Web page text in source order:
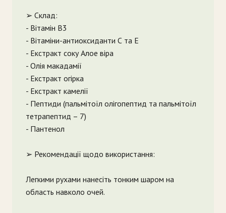
➢ Склад:
- Вітамін В3
- Вітаміни-антиоксиданти С та Е
- Екстракт соку Алое віра
- Олія макадамії
- Екстракт огірка
- Екстракт камелії
- Пептиди (пальмітоїл олігопептид та пальмітоїл
тетрапептид – 7)
- Пантенол
➢ Рекомендації щодо використання:
Легкими рухами нанесіть тонким шаром на
область навколо очей.